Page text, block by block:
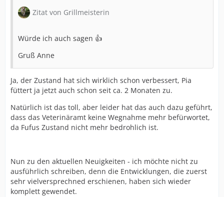
Zitat von Grillmeisterin
Würde ich auch sagen 👍
Gruß Anne
Ja, der Zustand hat sich wirklich schon verbessert, Pia
füttert ja jetzt auch schon seit ca. 2 Monaten zu.
Natürlich ist das toll, aber leider hat das auch dazu geführt,
dass das Veterinäramt keine Wegnahme mehr befürwortet,
da Fufus Zustand nicht mehr bedrohlich ist.
Nun zu den aktuellen Neuigkeiten - ich möchte nicht zu
ausführlich schreiben, denn die Entwicklungen, die zuerst
sehr vielversprechned erschienen, haben sich wieder
komplett gewendet.